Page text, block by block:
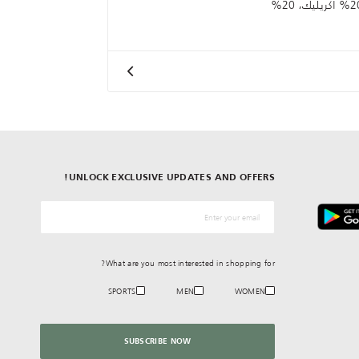
54% بوليستر، 20% أكريليك، 20%
UNLOCK EXCLUSIVE UPDATES AND OFFERS!
What are you most interested in shopping for?
WOMEN
MEN
SPORTS
SUBSCRIBE NOW